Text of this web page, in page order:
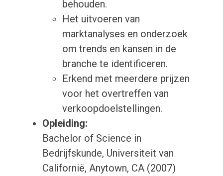
behouden.
Het uitvoeren van
marktanalyses en onderzoek
om trends en kansen in de
branche te identificeren.
Erkend met meerdere prijzen
voor het overtreffen van
verkoopdoelstellingen.
Opleiding:
Bachelor of Science in
Bedrijfskunde, Universiteit van
Californië, Anytown, CA (2007)